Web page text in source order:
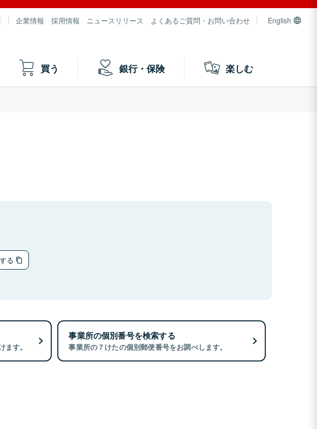
企業情報 採用情報 ニュースリリース よくあるご質問・お問い合わせ English
買う 銀行・保険 楽しむ
る
す。
事業所の個別番号を検索する
事業所の７けたの個別郵便番号をお調べします。